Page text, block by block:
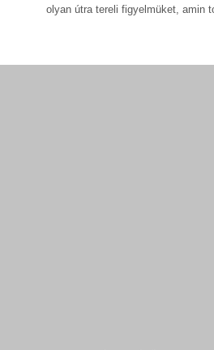
olyan útra tereli figyelmüket, amin